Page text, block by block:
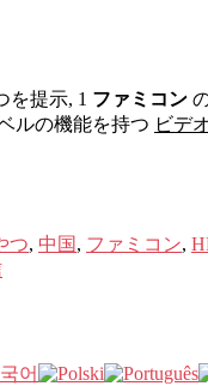
を提示, 1 ファミコン
ルの機能を持つ ビデ
つ, 中国 , ファミコン,